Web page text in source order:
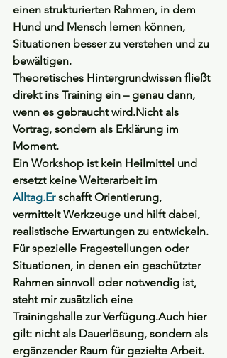
einen strukturierten Rahmen, in dem
Hund und Mensch lernen können,
Situationen besser zu verstehen und zu
bewältigen.
Theoretisches Hintergrundwissen fließt
direkt ins Training ein – genau dann,
wenn es gebraucht wird.Nicht als
Vortrag, sondern als Erklärung im
Moment.
Ein Workshop ist kein Heilmittel und
ersetzt keine Weiterarbeit im
Alltag.Er schafft Orientierung,
vermittelt Werkzeuge und hilft dabei,
realistische Erwartungen zu entwickeln.
Für spezielle Fragestellungen oder
Situationen, in denen ein geschützter
Rahmen sinnvoll oder notwendig ist,
steht mir zusätzlich eine
Trainingshalle zur Verfügung.Auch hier
gilt: nicht als Dauerlösung, sondern als
ergänzender Raum für gezielte Arbeit.